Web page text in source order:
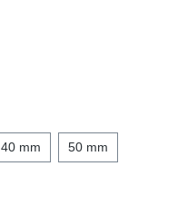
40 mm 50 mm